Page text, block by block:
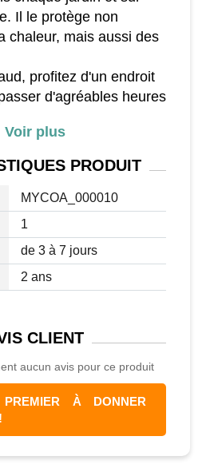
Il le protège non
chaleur, mais aussi des
profitez d'un endroit
d'agréables heures
avec une Toile de
sans être ébloui
soleil. Cette Toile rend
!
:
cm
polyester)
Deluxe ! Avec les
de soleil qui
sommes attirés par
soit sur la terrasse ou
parasol ne doit pas
Voir plus
PRODUIT
MYCOA_000010
1
de 3 à 7 jours
2 ans
CLIENT
aucun avis pour ce produit
À DONNER